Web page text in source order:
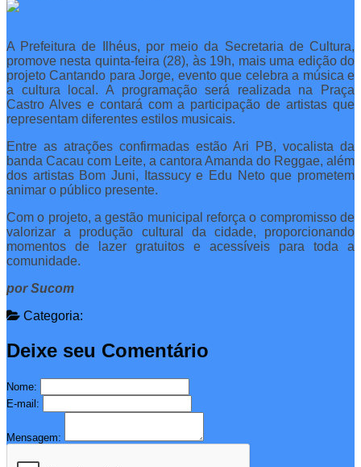
A Prefeitura de Ilhéus, por meio da Secretaria de Cultura,
promove nesta quinta-feira (28), às 19h, mais uma edição do
projeto Cantando para Jorge, evento que celebra a música e
a cultura local. A programação será realizada na Praça
Castro Alves e contará com a participação de artistas que
representam diferentes estilos musicais.
Entre as atrações confirmadas estão Ari PB, vocalista da
banda Cacau com Leite, a cantora Amanda do Reggae, além
dos artistas Bom Juni, Itassucy e Edu Neto que prometem
animar o público presente.
Com o projeto, a gestão municipal reforça o compromisso de
valorizar a produção cultural da cidade, proporcionando
momentos de lazer gratuitos e acessíveis para toda a
comunidade.
por Sucom
Categoria:
Deixe seu Comentário
Nome:
E-mail:
Mensagem: